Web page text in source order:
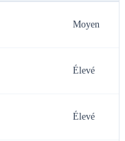
Moyen
Élevé
Élevé